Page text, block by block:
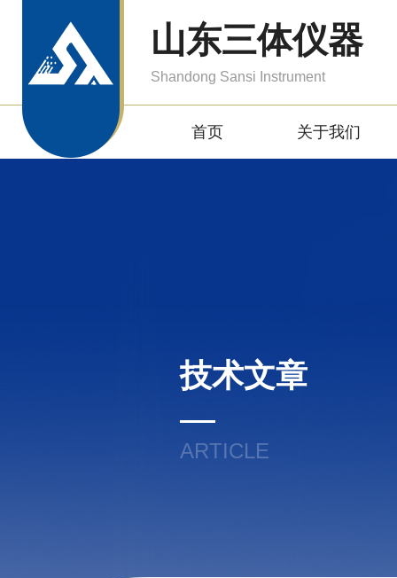
山东三体仪器
Shandong Sansi Instrument
首页 关于我们
技术文章
ARTICLE